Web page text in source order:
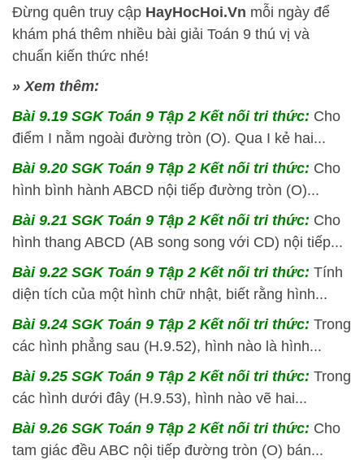
Đừng quên truy cập HayHocHoi.Vn mỗi ngày để
khám phá thêm nhiều bài giải Toán 9 thú vị và
chuẩn kiến thức nhé!
» Xem thêm:
Bài 9.19 SGKToán 9 Tập 2 Kết nối tri thức: Cho
điểm I nằm ngoài đường tròn (O). Qua I kẻ hai...
Bài 9.20 SGKToán 9 Tập 2 Kết nối tri thức: Cho
hình bình hành ABCD nội tiếp đường tròn (O)...
Bài 9.21 SGKToán 9 Tập 2 Kết nối tri thức: Cho
hình thang ABCD (AB song song với CD) nội tiếp...
Bài 9.22 SGKToán 9 Tập 2 Kết nối tri thức: Tính
diện tích của một hình chữ nhật, biết rằng hình...
Bài 9.24 SGKToán 9 Tập 2 Kết nối tri thức: Trong
các hình phẳng sau (H.9.52), hình nào là hình...
Bài 9.25 SGKToán 9 Tập 2 Kết nối tri thức: Trong
các hình dưới đây (H.9.53), hình nào vẽ hai...
Bài 9.26 SGKToán 9 Tập 2 Kết nối tri thức: Cho
tam giác đều ABC nội tiếp đường tròn (O) bán...